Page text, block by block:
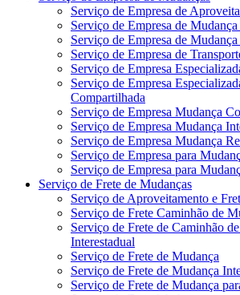
Serviço de Empresa de
Serviço de Empresa de
Serviço de Empresa de
Serviço de Empresa de
Serviço de Empresa
Serviço de Empresa
Compartilhada
Serviço de Empresa Mudança
Serviço de Empresa Mudança
Serviço de Empresa Mudança
Serviço de Empresa para
Serviço de Empresa para
Serviço de Frete de Mudanças
Serviço de Aproveitamento e
Serviço de Frete Caminhão de
Serviço de Frete de Caminhão
Interestadual
Serviço de Frete de Mudança
Serviço de Frete de Mudança
Serviço de Frete de Mudança